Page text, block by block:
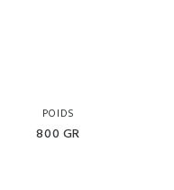
POIDS
800 GR